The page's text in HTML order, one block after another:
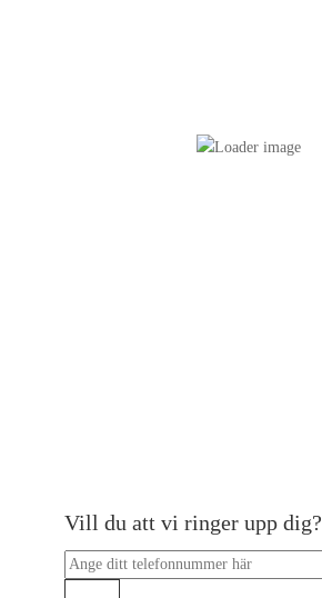
Vill du att vi ringer upp dig?